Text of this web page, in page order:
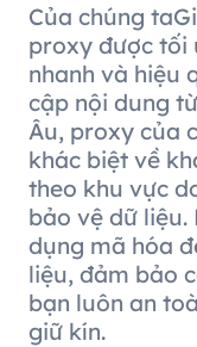
Của chúng
proxy được tối
nhanh và hiệu
cập nội dung
Âu, proxy của
khác biệt về
theo khu vực
bảo vệ dữ liệu.
dụng mã hóa
liệu, đảm bảo
bạn luôn an
giữ kín.